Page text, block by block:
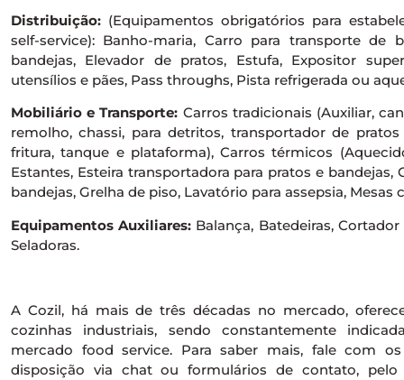
Distribuição: (Equipamentos obrigatórios para
self-service): Banho-maria, Carro para transporte de
bandejas, Elevador de pratos, Estufa, Expositor
utensílios e pães, Pass throughs, Pista refrigerada ou
Mobiliário e Transporte: Carros tradicionais (Auxiliar,
remolho, chassi, para detritos, transportador de
fritura, tanque e plataforma), Carros térmicos
Estantes, Esteira transportadora para pratos e bandejas,
bandejas, Grelha de piso, Lavatório para assepsia, Mesas
Equipamentos Auxiliares: Balança, Batedeiras,
Seladoras.
A Cozil, há mais de três décadas no mercado,
cozinhas industriais, sendo constantemente
mercado food service. Para saber mais, fale com
disposição via chat ou formulários de contato, pelo